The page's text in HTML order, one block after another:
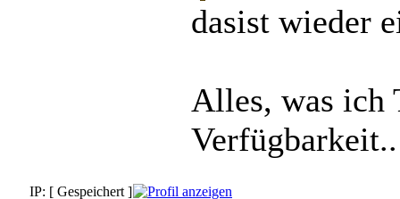
dasist wieder
Alles, was ich
IP: [ Gespeichert ]